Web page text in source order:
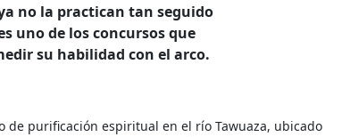
no la practican tan seguido
uno de los concursos que
su habilidad con el arco.
de purificación espiritual en el río Tawuaza, ubicado